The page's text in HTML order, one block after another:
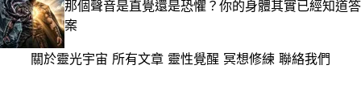
那個聲音是直覺還是恐懼？你的身體其實已經知道答
案
關於靈光宇宙 所有文章 靈性覺醒 冥想修練 聯絡我們